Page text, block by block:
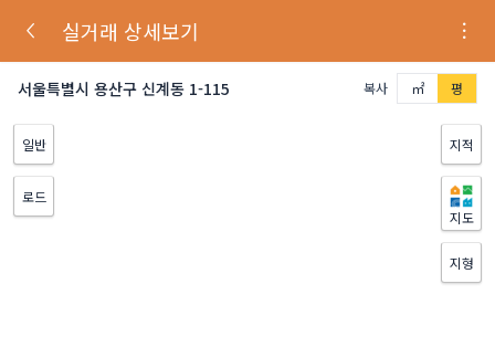
실거래 상세보기
서울특별시 용산구 신계동 1-115 복사 ㎡ 평
일반
로드
지적
지도
지형